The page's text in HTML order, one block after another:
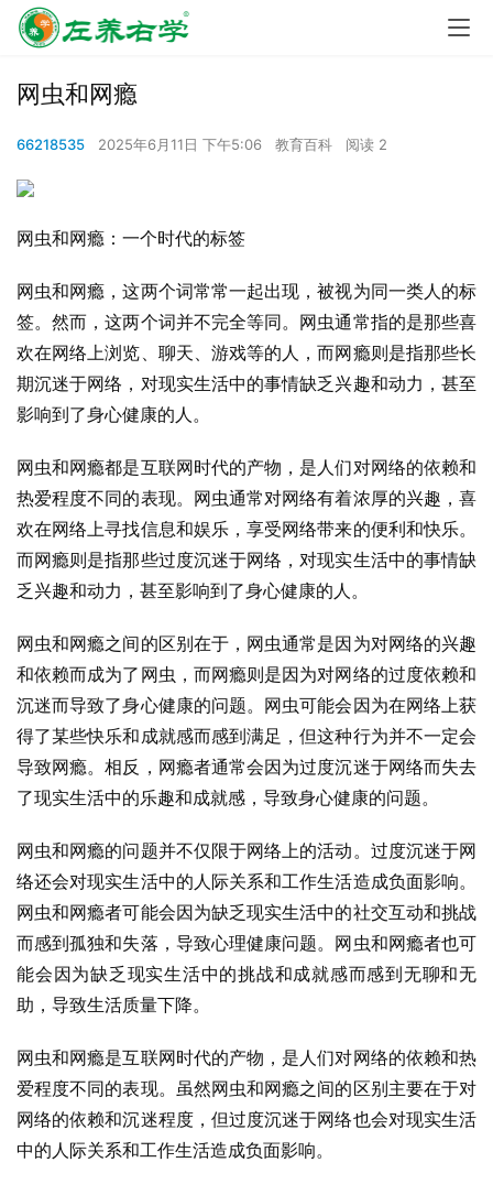
网虫和网瘾
66218535 2025年6月11日 下午5:06 教育百科 阅读 2
网虫和网瘾：一个时代的标签
网虫和网瘾，这两个词常常一起出现，被视为同一类人的标
签。然而，这两个词并不完全等同。网虫通常指的是那些喜
欢在网络上浏览、聊天、游戏等的人，而网瘾则是指那些长
期沉迷于网络，对现实生活中的事情缺乏兴趣和动力，甚至
影响到了身心健康的人。
网虫和网瘾都是互联网时代的产物，是人们对网络的依赖和
热爱程度不同的表现。网虫通常对网络有着浓厚的兴趣，喜
欢在网络上寻找信息和娱乐，享受网络带来的便利和快乐。
而网瘾则是指那些过度沉迷于网络，对现实生活中的事情缺
乏兴趣和动力，甚至影响到了身心健康的人。
网虫和网瘾之间的区别在于，网虫通常是因为对网络的兴趣
和依赖而成为了网虫，而网瘾则是因为对网络的过度依赖和
沉迷而导致了身心健康的问题。网虫可能会因为在网络上获
得了某些快乐和成就感而感到满足，但这种行为并不一定会
导致网瘾。相反，网瘾者通常会因为过度沉迷于网络而失去
了现实生活中的乐趣和成就感，导致身心健康的问题。
网虫和网瘾的问题并不仅限于网络上的活动。过度沉迷于网
络还会对现实生活中的人际关系和工作生活造成负面影响。
网虫和网瘾者可能会因为缺乏现实生活中的社交互动和挑战
而感到孤独和失落，导致心理健康问题。网虫和网瘾者也可
能会因为缺乏现实生活中的挑战和成就感而感到无聊和无
助，导致生活质量下降。
网虫和网瘾是互联网时代的产物，是人们对网络的依赖和热
爱程度不同的表现。虽然网虫和网瘾之间的区别主要在于对
网络的依赖和沉迷程度，但过度沉迷于网络也会对现实生活
中的人际关系和工作生活造成负面影响。